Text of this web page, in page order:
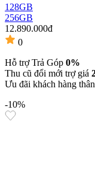
128GB
256GB
12.890.000đ
0
Hỗ trợ Trả Góp 0%
Thu cũ đổi mới trợ giá
Ưu đãi khách hàng
-10%